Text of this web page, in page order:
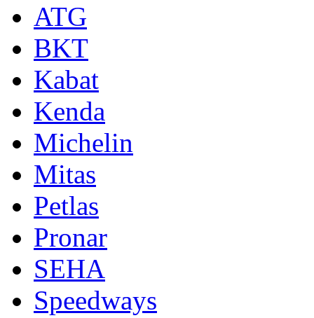
ATG
BKT
Kabat
Kenda
Michelin
Mitas
Petlas
Pronar
SEHA
Speedways